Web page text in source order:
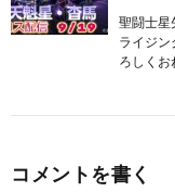
聖闘士星
ライジ
ろしくお
コメントを書く